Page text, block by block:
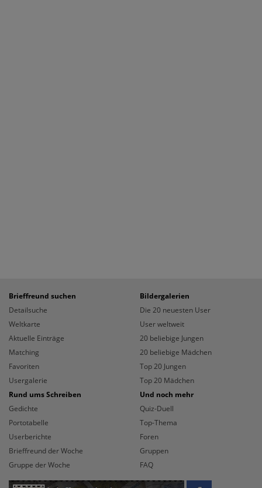
Brieffreund suchen
Detailsuche
Weltkarte
Aktuelle Einträge
Matching
Favoriten
Usergalerie
Bildergalerien
Die 20 neuesten User
User weltweit
20 beliebige Jungen
20 beliebige Mädchen
Top 20 Jungen
Top 20 Mädchen
Rund ums Schreiben
Gedichte
Portotabelle
Userberichte
Brieffreund der Woche
Gruppe der Woche
Und noch mehr
Quiz-Duell
Top-Thema
Foren
Gruppen
FAQ